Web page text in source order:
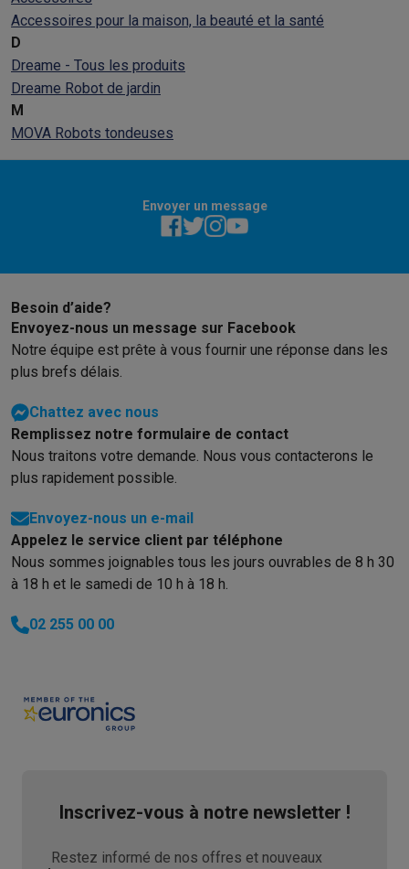
Smartphones reconditionnésTablettes reconditionnés
Ménage
Machines à laver avec des éco-chèques
Petits appareils de cuisine
Petits appareils de cuisine avec des éco-chèques
Grands appareils de cuisine
Lave-vaisselle avec des éco-chèquesRéfrigerateurs avec
Climatiseurs avec des éco-chèques
Multimédie & téléphonie
En route
Trottinettes électriques avec des éco-chèques
Initiatives écologiques
Impact
Info & actions
SoldesToutes les soldesSoldes gros électro
ActionsDeals du momentPromotionsCashbacksSoldes Black
Voici pourquoi choisir Krëfel
Modes de paiementGift cardÉcochèques
Service clientRéparation de votre appareilVérifiez votre heure
Gros électro & encastrableTrouvez votre machine à laver
Petit électroBeauté & santé Ménage
Sport & LoisirsChoisir une montre connectée
Accessoires pour la maison, la beauté et la santé
D
Dreame - Tous les produits
Dreame Robot de jardin
M
MOVA Robots tondeuses
Envoyer un message
Besoin d’aide?
Envoyez-nous un message sur Facebook
Notre équipe est prête à vous fournir une réponse dans les
plus brefs délais.
Chattez avec nous
Remplissez notre formulaire de contact
Nous traitons votre demande. Nous vous contacterons le
plus rapidement possible.
Envoyez-nous un e-mail
Appelez le service client par téléphone
Nous sommes joignables tous les jours ouvrables de 8 h 30
à 18 h et le samedi de 10 h à 18 h.
02 255 00 00
Inscrivez-vous à notre newsletter !
Restez informé de nos offres et nouveaux